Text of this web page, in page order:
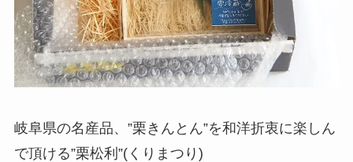
岐阜県の名産品、”栗きんとん”を和洋折衷に楽しん
で頂ける”栗松利”(くりまつり)